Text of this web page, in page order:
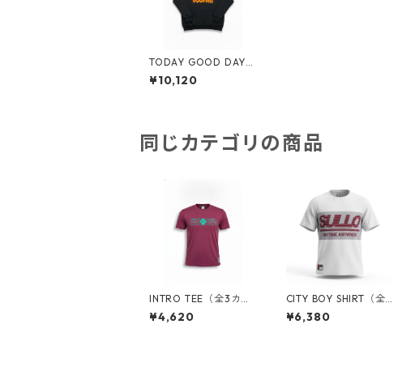
TODAY GOOD DAY H
OODIE（全２カラー）
1733101033
¥10,120
同じカテゴリの商品
INTRO TEE（全3カラ
ー）1830101001
¥4,620
CITY BOY SHIRT（全
３カラー）183010100
7
¥6,380